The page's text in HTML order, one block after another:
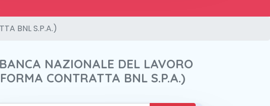
BNL S.P.A.)
NAZIONALE DEL LAVORO
CONTRATTA BNL S.P.A.)